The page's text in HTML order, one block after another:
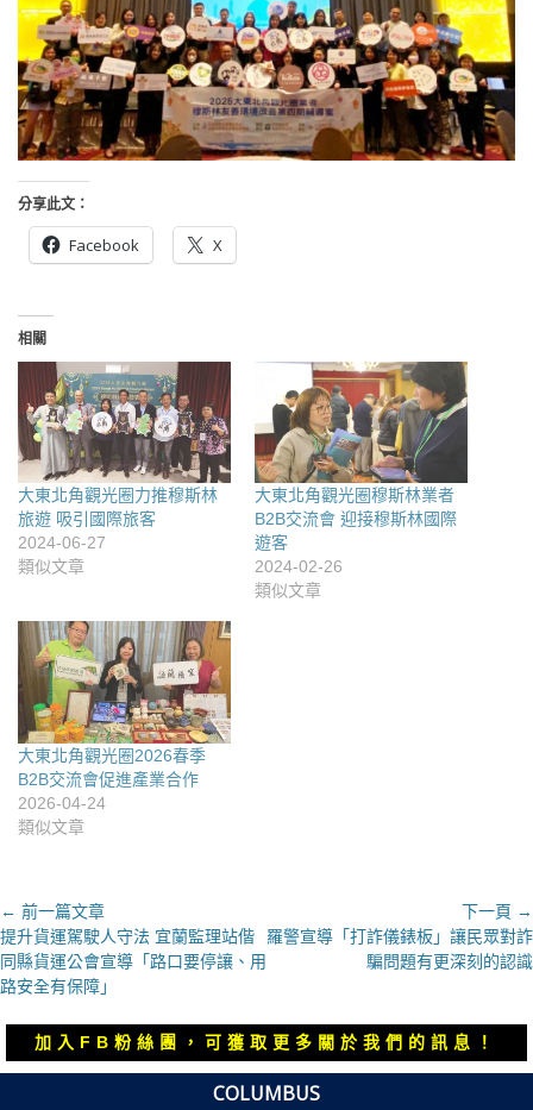
分享此文：
Facebook X
相關
大東北角觀光圈力推穆斯林
旅遊 吸引國際旅客
2024-06-27
類似文章
大東北角觀光圈穆斯林業者
B2B交流會 迎接穆斯林國際
遊客
2024-02-26
類似文章
大東北角觀光圈2026春季
B2B交流會促進產業合作
2026-04-24
類似文章
文
章
導
覽
← 前一篇文章
上
一
篇
提升貨運駕駛人守法 宜蘭監理站偕
同縣貨運公會宣導「路口要停讓、用
路安全有保障」
下一頁 →
下
章：
羅警宣導「打詐儀錶板」讓民眾對詐
騙問題有更深刻的認識
加入FB粉絲團，可獲取更多關於我們的訊息！
COLUMBUS